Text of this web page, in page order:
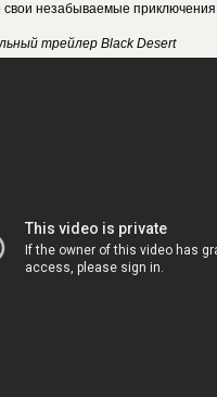
свои незабываемые
трейлер Black Desert